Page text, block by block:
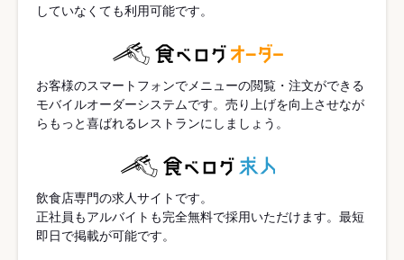
していなくても利用可能です。
お客様のスマートフォンでメニューの閲覧・注文ができる
モバイルオーダーシステムです。売り上げを向上させなが
らもっと喜ばれるレストランにしましょう。
飲食店専門の求人サイトです。
正社員もアルバイトも完全無料で採用いただけます。最短
即日で掲載が可能です。